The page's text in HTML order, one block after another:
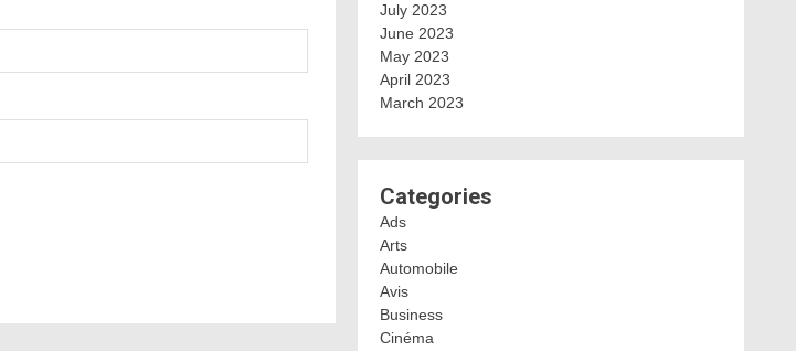
July 2023
June 2023
May 2023
April 2023
March 2023
Categories
Ads
Arts
Automobile
Avis
Business
Cinéma